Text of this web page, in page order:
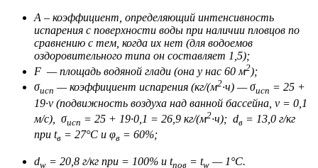
А – коэффициент, определяющий интенсивность
испарения с поверхности воды при наличии пловцов по
сравнению с тем, когда их нет (для водоемов
оздоровительного типа он составляет 1,5);
F — площадь водяной глади (она у нас 60 м2);
σисп — коэффициент испарения (кг/(м2∙ч) — σисп = 25 +
19∙v (подвижность воздуха над ванной бассейна, v = 0,1
м/с), σисп = 25 + 19∙0,1 = 26,9 кг/(м2∙ч); dв = 13,0 г/кг
при tв = 27°С и φв = 60%;
dw = 20,8 г/кг при = 100% и tпов = tw — 1°С.